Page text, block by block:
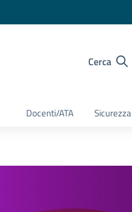
Cerca
Docenti/ATA Sicurezza